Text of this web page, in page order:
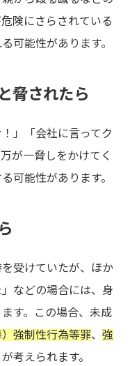
険にさらされている
可能性があります。
脅されたら
」「会社に言ってク
が一脅しをかけてく
可能性があります。
受けていたが、ほか
などの場合には、身
す。この場合、未成
強制性行為等罪、 強
考えられます。